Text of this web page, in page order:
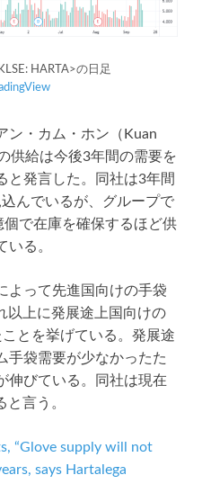
HARTA>の日足
ン・カム・ホン（Kuan
供給は今後3年間の需要を
と発言した。同社は3年間
んでいるが、グループで
で在庫を確保するほど供
いる。
よって先進国向けの手袋
以上に発展途上国向けの
とを挙げている。発展途
手袋需要が少なかったた
伸びている。同社は現在
言う。
“Glove supply will not
says Hartalega